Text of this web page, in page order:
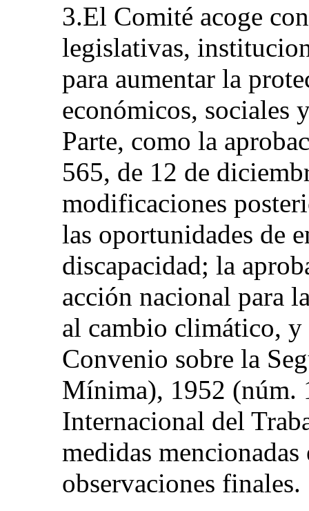
3.El Comité acoge
legislativas,
para aumentar la
económicos, sociales
Parte, como la
565, de 12 de
modificaciones
las oportunidades de
discapacidad; la
acción nacional para
al cambio climático,
Convenio sobre la
Mínima), 1952 (núm.
Internacional del
medidas mencionadas
observaciones finales.